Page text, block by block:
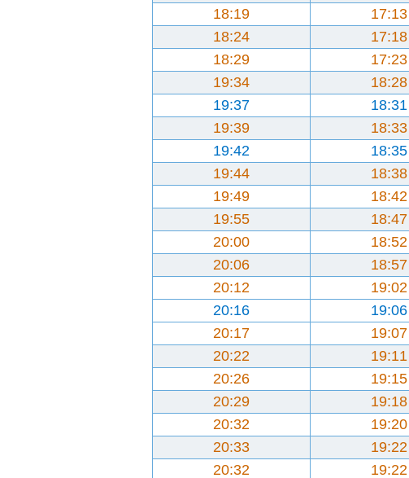
17:13
18:19
17:18
18:24
17:23
18:29
18:28
19:34
18:31
19:37
18:33
19:39
18:35
19:42
18:38
19:44
18:42
19:49
18:47
19:55
18:52
20:00
18:57
20:06
19:02
20:12
19:06
20:16
19:07
20:17
19:11
20:22
19:15
20:26
19:18
20:29
19:20
20:32
19:22
20:33
19:22
20:32